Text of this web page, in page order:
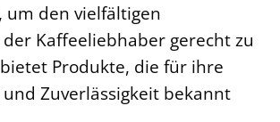
um den vielfältigen
Kaffeeliebhaber gerecht zu
Produkte, die für ihre
Zuverlässigkeit bekannt